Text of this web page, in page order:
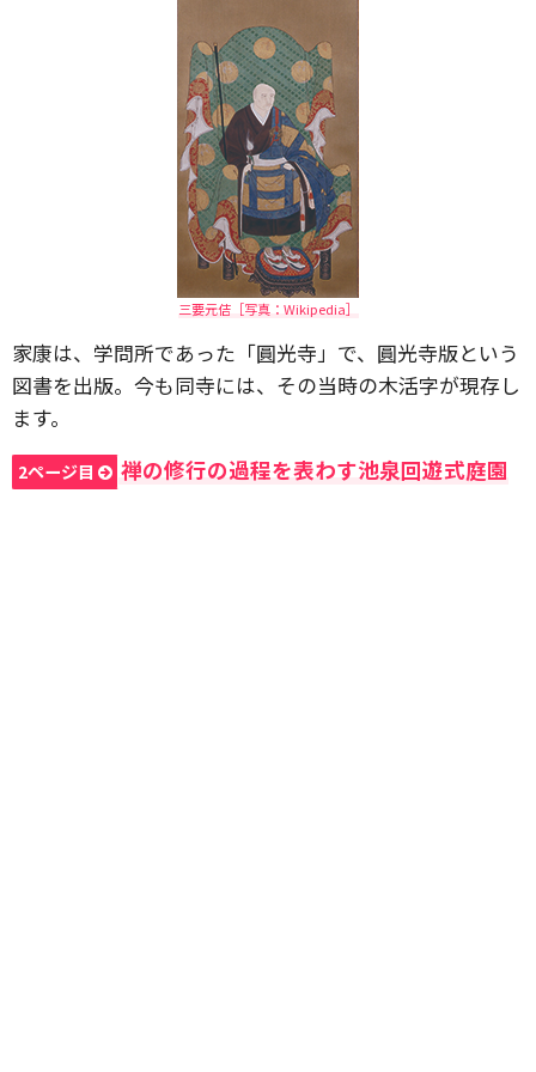
三要元佶［写真：Wikipedia］
家康は、学問所であった「圓光寺」で、圓光寺版という
図書を出版。今も同寺には、その当時の木活字が現存し
ます。
2ページ目 禅の修行の過程を表わす池泉回遊式庭園